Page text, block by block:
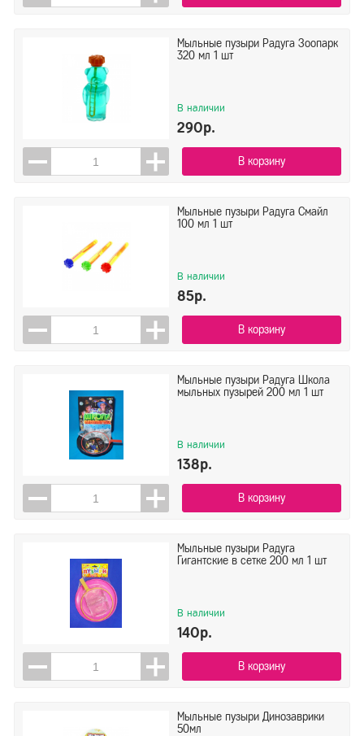
Мыльные пузыри Радуга Зоопарк
320 мл 1 шт
В наличии
290р.
В корзину
Мыльные пузыри Радуга Смайл
100 мл 1 шт
В наличии
85р.
В корзину
Мыльные пузыри Радуга Школа
мыльных пузырей 200 мл 1 шт
В наличии
138р.
В корзину
Мыльные пузыри Радуга
Гигантские в сетке 200 мл 1 шт
В наличии
140р.
В корзину
Мыльные пузыри Динозаврики
50мл